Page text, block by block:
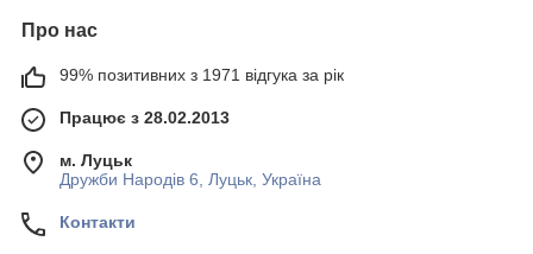
Про нас
99% позитивних з 1971 відгука за рік
Працює з 28.02.2013
м. Луцьк
Дружби Народів 6, Луцьк, Україна
Контакти